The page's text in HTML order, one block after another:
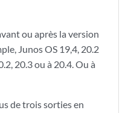
ou après la version
Junos OS 19,4, 20.2
20.3 ou à 20.4. Ou à
de trois sorties en